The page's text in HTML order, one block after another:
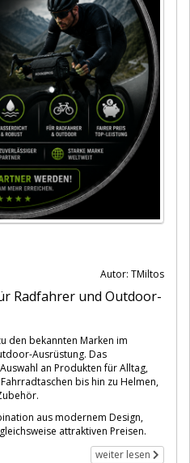
Autor: TMiltos
Radfahrer und Outdoor-
den bekannten Marken im
Ausrüstung. Das
an Produkten für Alltag,
bis hin zu Helmen,
aus modernem Design,
attraktiven Preisen.
weiter lesen